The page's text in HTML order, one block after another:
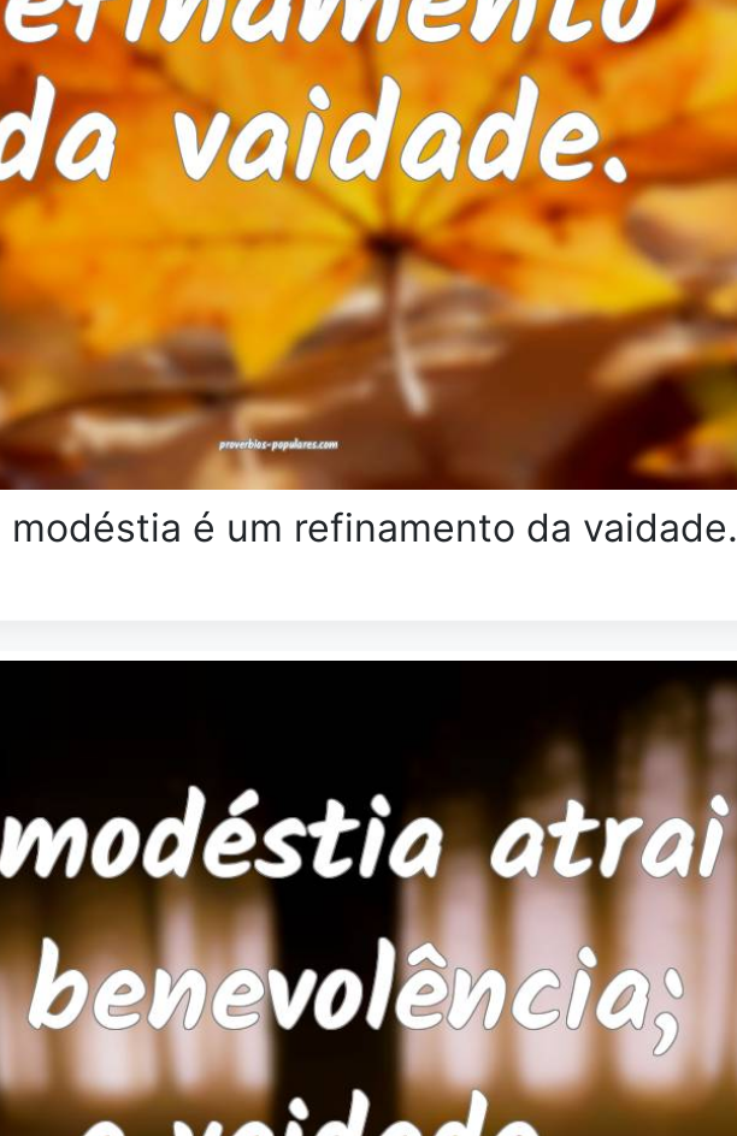
modéstia é um refinamento da vaidade.